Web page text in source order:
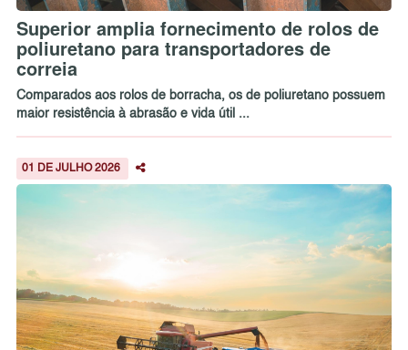
Superior amplia fornecimento de rolos de
poliuretano para transportadores de
correia
Comparados aos rolos de borracha, os de poliuretano possuem
maior resistência à abrasão e vida útil ...
01 DE JULHO 2026